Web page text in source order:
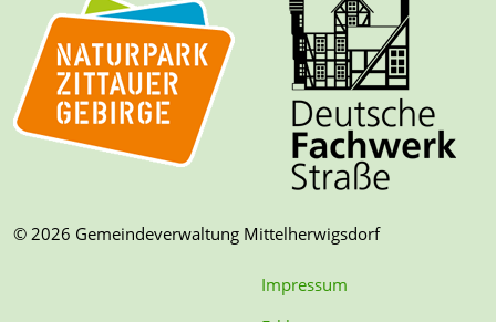
© 2026 Gemeindeverwaltung Mittelherwigsdorf
Impressum